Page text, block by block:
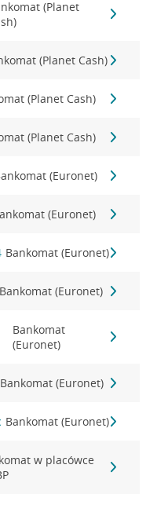
(Planet
(Planet Cash)
(Planet Cash)
(Planet Cash)
(Euronet)
(Euronet)
Bankomat (Euronet)
Bankomat (Euronet)
Bankomat
(Euronet)
Bankomat (Euronet)
Bankomat (Euronet)
w placówce